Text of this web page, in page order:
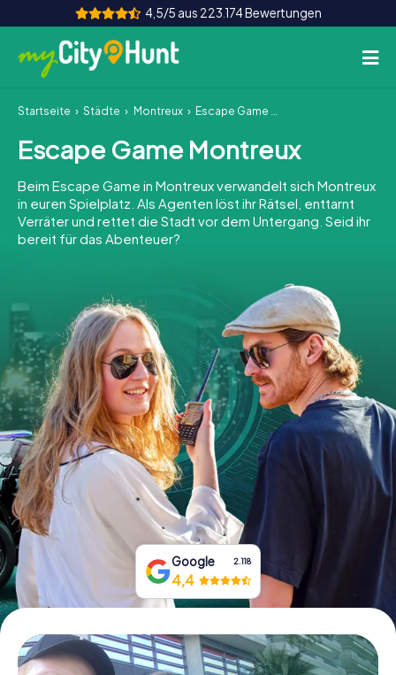
4,5/5 aus 223.174 Bewertungen
So funktioniert's
Städte
Touren
Teamevent
INT AT CH
DE
ES
FR UK
IE
IT
NL
Tickets buchen
Gutscheine bestellen
Startseite Städte Montreux Escape Game Montreux
Escape Game Montreux
Beim Escape Game in Montreux verwandelt sich Montreux
in euren Spielplatz. Als Agenten löst ihr Rätsel, enttarnt
Verräter und rettet die Stadt vor dem Untergang. Seid ihr
bereit für das Abenteuer?
Google 2.118
4,4